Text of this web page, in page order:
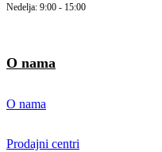
Nedelja: 9:00 - 15:00
O nama
O nama
Prodajni centri